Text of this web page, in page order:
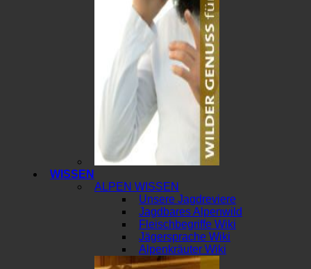
WISSEN
ALPEN WISSEN
Unsere Jagdreviere
Jagdbares Alpenwild
Fleischbegriffe Wiki
Jägersprache Wiki
Alpenkräuter Wiki